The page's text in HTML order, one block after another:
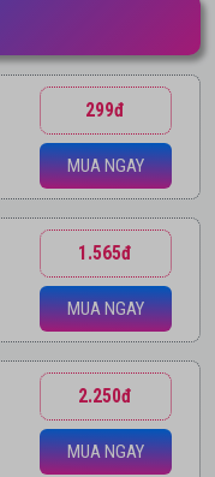
299đ
MUA NGAY
1.565đ
MUA NGAY
2.250đ
MUA NGAY